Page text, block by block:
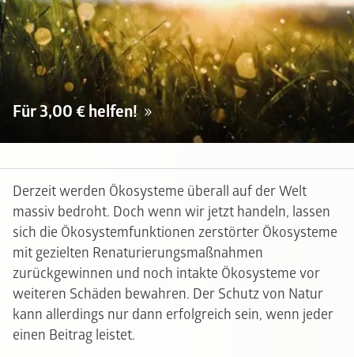
Für 3,00 € helfen!
Derzeit werden Ökosysteme überall auf der Welt
massiv bedroht. Doch wenn wir jetzt handeln, lassen
sich die Ökosystemfunktionen zerstörter Ökosysteme
mit gezielten Renaturierungsmaßnahmen
zurückgewinnen und noch intakte Ökosysteme vor
weiteren Schäden bewahren. Der Schutz von Natur
kann allerdings nur dann erfolgreich sein, wenn jeder
einen Beitrag leistet.